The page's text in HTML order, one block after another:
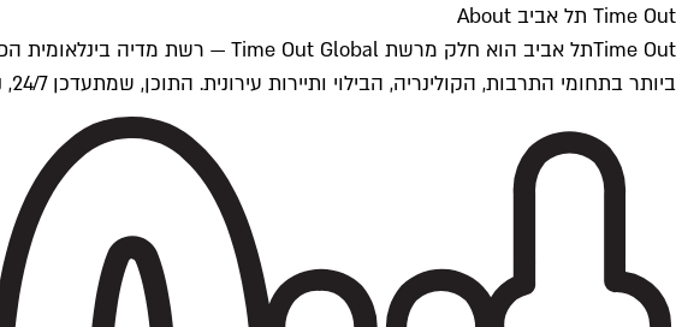
Time Out תל אביב About
ביותר בתחומי התרבות, הקולינריה, הבילוי ותיירות עירונית. התוכן, שמתעדכן 24/7, נכתב ונערך על ידי צוות עיתונאים מקצועי מקומי בישראל, בהתאם לסטנדרטים של Time Out העולמית.